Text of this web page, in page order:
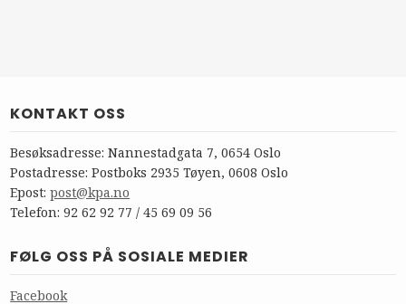
KONTAKT OSS
Besøksadresse: Nannestadgata 7, 0654 Oslo
Postadresse: Postboks 2935 Tøyen, 0608 Oslo
Epost:post@kpa.no
Telefon: 92 62 92 77 / 45 69 09 56
FØLG OSS PÅ SOSIALE MEDIER
Facebook